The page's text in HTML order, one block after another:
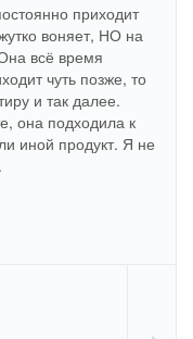
приходит
воняет, НО на
всё время
чуть позже, то
и так далее.
она подходила к
иной продукт. Я не